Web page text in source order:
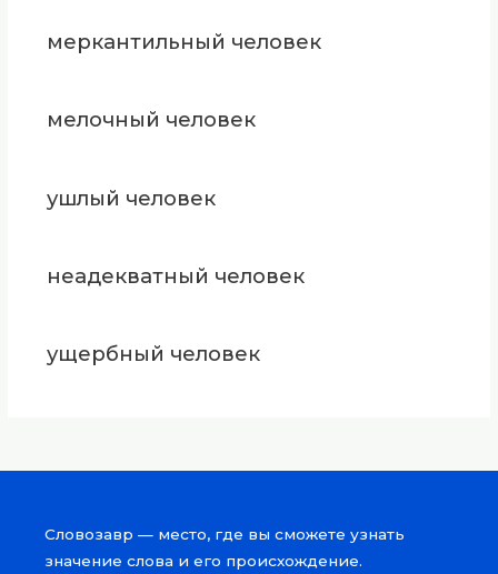
меркантильный человек
мелочный человек
ушлый человек
неадекватный человек
ущербный человек
Словозавр — место, где вы сможете узнать
значение слова и его происхождение.